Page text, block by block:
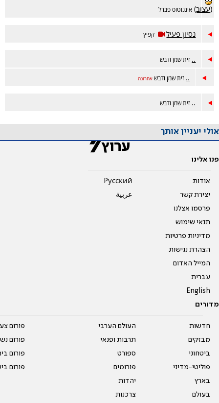
(עצוב) איגנוטוס פברל
נסיון פעיל קפיץ
.. זית שמן ודבש
.. זית שמן ודבש אחרונה
.. זית שמן ודבש
אולי יעניין אותך
פנו אלינו
אודות
יצירת קשר
פרסמו אצלנו
תנאי שימוש
מדיניות פרטיות
הצהרת נגישות
המייל האדום
עברית
English
Pусский
عربية
מדורים
חדשות
מבזקים
ביטחוני
פוליטי-מדיני
בארץ
בעולם
העולם הערבי
תרבות ופנאי
ספורט
פורומים
יהדות
צרכנות
פורום
פורום
פורום
פורום